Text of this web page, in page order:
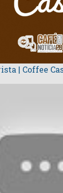
| Coffee